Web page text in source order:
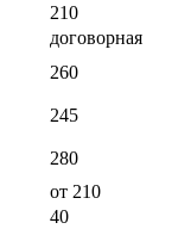
210
договорная
260
245
280
от 210
40